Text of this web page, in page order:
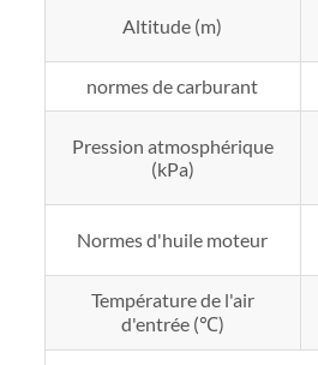
Altitude (m)
normes de carburant
Pression atmosphérique
(kPa)
Normes d'huile moteur
Température de l'air
d'entrée (℃)